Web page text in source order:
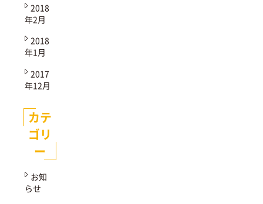
2018
年2月
2018
年1月
2017
年12月
カテ
ゴリ
ー
お知
らせ